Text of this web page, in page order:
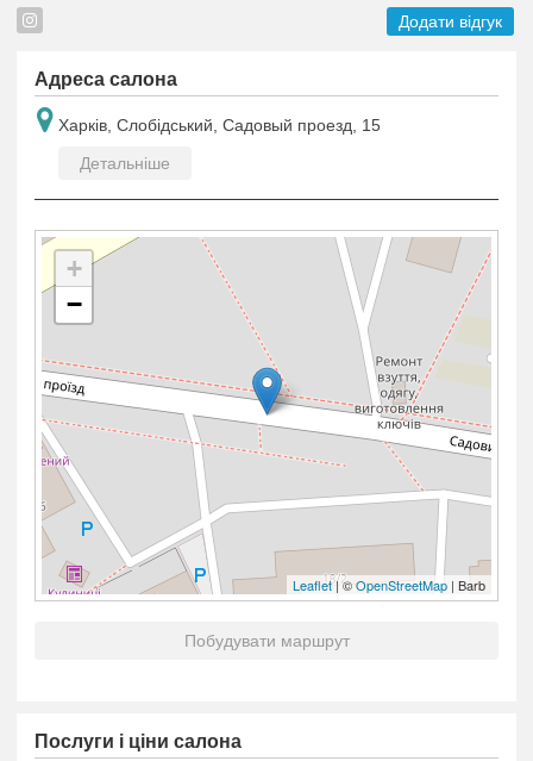
Додати відгук
Адреса салона
Харків, Слобідський, Садовый проезд, 15
Детальніше
+
−
Leaflet| ©OpenStreetMap | Barb
Побудувати маршрут
Послуги і ціни салона